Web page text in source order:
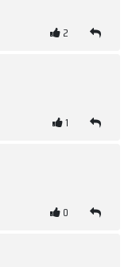
2
1
0